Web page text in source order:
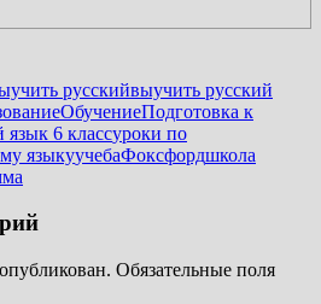
русскийвыучить русский
ОбучениеПодготовка к
язык 6 классуроки по
языкуучебаФоксфордшкола
Обязательные поля